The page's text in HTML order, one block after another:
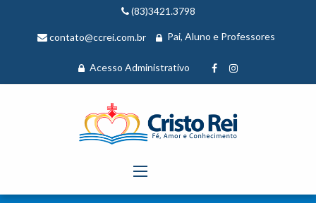
(83)3421.3798
contato@ccrei.com.br Pai, Aluno e Professores
Acesso Administrativo